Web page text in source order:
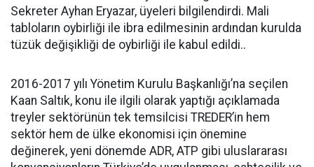
Sekreter Ayhan Eryazar, üyeleri bilgilendirdi. Mali
tabloların oybirliği ile ibra edilmesinin ardından kurulda
tüzük değişikliği de oybirliği ile kabul edildi..
2016-2017 yılı Yönetim Kurulu Başkanlığı’na seçilen
Kaan Saltık, konu ile ilgili olarak yaptığı açıklamada
treyler sektörünün tek temsilcisi TREDER’in hem
sektör hem de ülke ekonomisi için önemine
değinerek, yeni dönemde ADR, ATP gibi uluslararası